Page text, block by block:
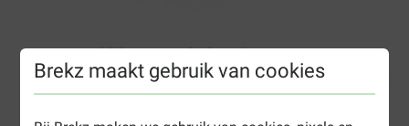
Brekz maakt gebruik van cookies
Kong Wobbler voor de hond